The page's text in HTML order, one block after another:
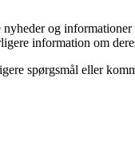
og
information om
spørgsmål eller